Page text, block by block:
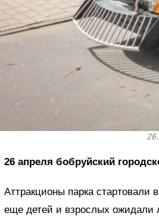
26 апреля бобруйский
Аттракционы парка
еще детей и взрослых